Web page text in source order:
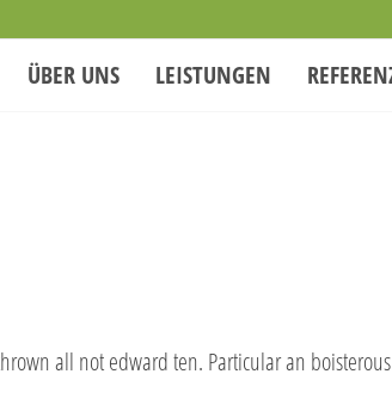
ÜBER UNS LEISTUNGEN
all not edward ten. Particular an